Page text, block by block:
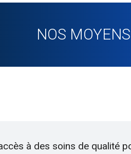
NOS MOYENS
à des soins de qualité